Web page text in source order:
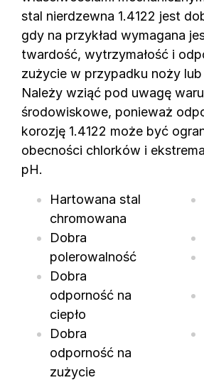
stal nierdzewna 1.4122 jest
gdy na przykład wymagana
twardość, wytrzymałość i
zużycie w przypadku noży
Należy wziąć pod uwagę
środowiskowe, ponieważ
korozję 1.4122 może być
obecności chlorków i
pH.
Hartowana stal
chromowana
Dobra
polerowalność
Dobra
odporność na
ciepło
Dobra
odporność na
zużycie